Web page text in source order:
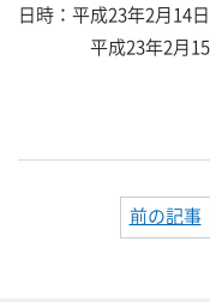
日時：平成23年2月14
平成23年2月15日
前の記事